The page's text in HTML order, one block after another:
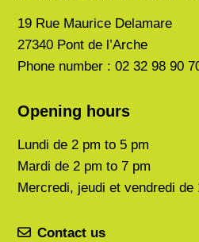
19 Rue Maurice Delamare
27340 Pont de l’Arche
Phone number : 02 32 98 90
Opening hours
Lundi de2 pm to 5 pm
Mardi de2 pm to 7 pm
Mercredi, jeudi et vendredi de
Contact us